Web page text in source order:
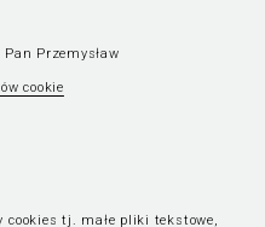
Pan Przemysław
cookie
tj. małe pliki tekstowe,